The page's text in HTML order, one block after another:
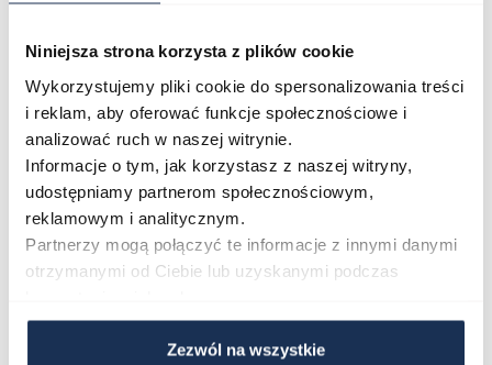
Niniejsza strona korzysta z plików cookie
Wykorzystujemy pliki cookie do spersonalizowania treści
i reklam, aby oferować funkcje społecznościowe i
analizować ruch w naszej witrynie.
Informacje o tym, jak korzystasz z naszej witryny,
udostępniamy partnerom społecznościowym,
reklamowym i analitycznym.
Partnerzy mogą połączyć te informacje z innymi danymi
otrzymanymi od Ciebie lub uzyskanymi podczas
Zezwól na wszystkie
strojami bez wyróżniania się ponad miarę. To zegarek
dla osób, które cenią czytelność, solidne wykonanie i
stonowany wygląd w jednym.
Połączenie stylu i funkcjonalności
Casio MTP-1303PD-1AVEG to propozycja dla osób, które
szukają niezawodnego zegarka kwarcowego w
klasycznej odsłonie. Wybierz model, który łączy
precyzję działania z prostym, dopracowanym designem